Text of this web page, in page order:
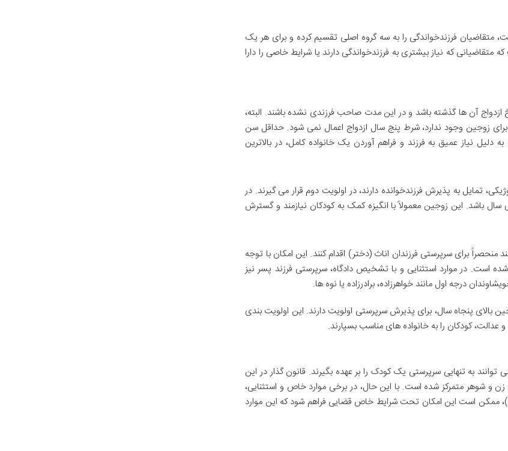
متقاضیان فرزندخواندگی را به سه گروه اصلی تقسیم کرده و برای هر یک
که نیاز بیشتری به فرزندخواندگی دارند یا شرایط خاصی را دارا
آن ها گذشته باشد و در این مدت صاحب فرزندی نشده باشند. البته،
زوجین وجود ندارد، شرط پنج سال ازدواج اعمال نمی شود. حداقل سن
دلیل نیاز عمیق به فرزند و فراهم آوردن یک خانواده کامل، در بالاترین
تمایل به پذیرش فرزندخوانده دارند، در اولویت دوم قرار می گیرند. در
باشد. این زوجین معمولاً با انگیزه کمک به کودکان نیازمند و گسترش
برای سرپرستی فرزندان اناث (دختر) اقدام کنند. این امکان با توجه
است. در موارد استثنایی و با تشخیص دادگاه، سرپرستی فرزند پسر نیز
درجه اول مانند خواهرزاده، برادرزاده یا نوه ها.
بالای پنجاه سال، برای پذیرش سرپرستی اولویت دارند. این اولویت بندی
کودکان را به خانواده های مناسب بسپارند.
توانند به تنهایی سرپرستی یک کودک را بر عهده بگیرند. قانون گذار در این
و شوهر متمرکز شده است. با این حال، در برخی موارد خاص و استثنایی،
ممکن است این امکان تحت شرایط خاص قضایی فراهم شود که این موارد